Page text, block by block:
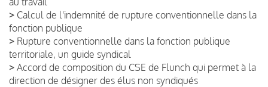
> Calcul de l'indemnité de rupture conventionnelle dans la
fonction publique
> Rupture conventionnelle dans la fonction publique
territoriale, un guide syndical
> Accord de composition du CSE de Flunch qui permet à la
direction de désigner des élus non syndiqués